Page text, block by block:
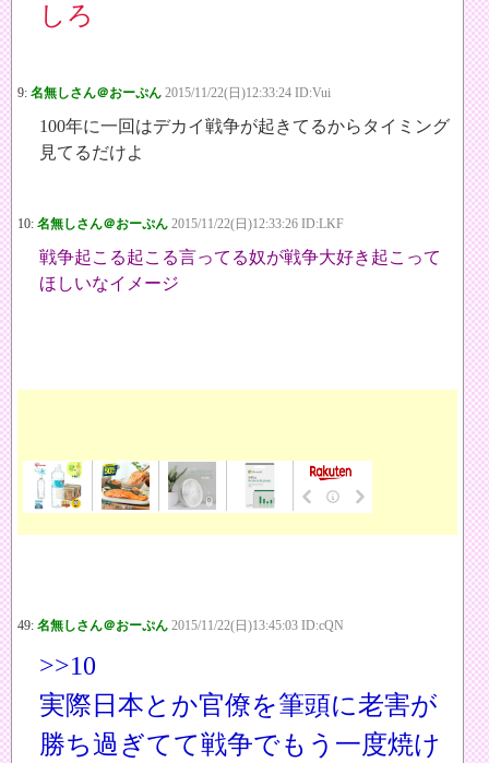
しろ
9: 名無しさん＠おーぷん 2015/11/22(日)12:33:24 ID:Vui
100年に一回はデカイ戦争が起きてるからタイミング
見てるだけよ
10: 名無しさん＠おーぷん 2015/11/22(日)12:33:26 ID:LKF
戦争起こる起こる言ってる奴が戦争大好き起こって
ほしいなイメージ
49: 名無しさん＠おーぷん 2015/11/22(日)13:45:03 ID:cQN
>>10
実際日本とか官僚を筆頭に老害が
勝ち過ぎてて戦争でもう一度焼け